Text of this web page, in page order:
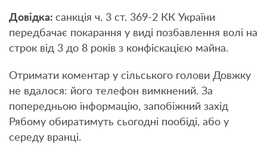
Довідка: санкція ч. 3 ст. 369-2 КК України
передбачає покарання у виді позбавлення волі на
строк від 3 до 8 років з конфіскацією майна.
Отримати коментар у сільського голови Довжку
не вдалося: його телефон вимкнений. За
попередньою інформацію, запобіжний захід
Рябому обиратимуть сьогодні пообіді, або у
середу вранці.